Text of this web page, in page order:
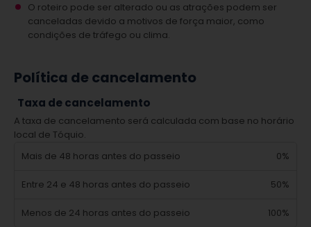
O roteiro pode ser alterado ou as atrações podem ser
canceladas devido a motivos de força maior, como
condições de tráfego ou clima.
Política de cancelamento
Taxa de cancelamento
A taxa de cancelamento será calculada com base no horário
local de Tóquio.
Mais de 48 horas antes do passeio
0%
Entre 24 e 48 horas antes do passeio 50%
Menos de 24 horas antes do passeio
100%